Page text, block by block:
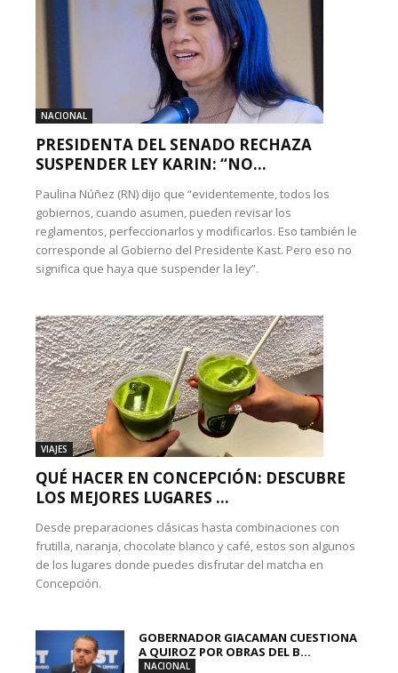
NACIONAL
PRESIDENTA DEL SENADO RECHAZA
SUSPENDER LEY KARIN: “NO...
Paulina Núñez (RN) dijo que “evidentemente, todos los
gobiernos, cuando asumen, pueden revisar los
reglamentos, perfeccionarlos y modificarlos. Eso también le
corresponde al Gobierno del Presidente Kast. Pero eso no
significa que haya que suspender la ley”.
VIAJES
QUÉ HACER EN CONCEPCIÓN: DESCUBRE
LOS MEJORES LUGARES ...
Desde preparaciones clásicas hasta combinaciones con
frutilla, naranja, chocolate blanco y café, estos son algunos
de los lugares donde puedes disfrutar del matcha en
Concepción.
GOBERNADOR GIACAMAN CUESTIONA
A QUIROZ POR OBRAS DEL B...
NACIONAL